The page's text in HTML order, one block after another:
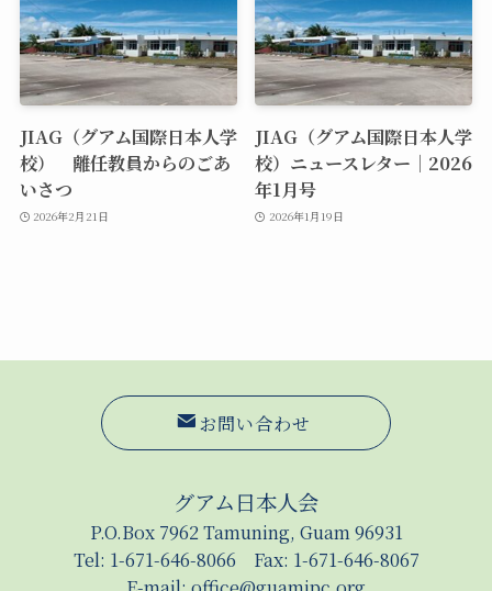
JIAG（グアム国際日本人学
校） 離任教員からのごあ
いさつ
2026年2月21日
JIAG（グアム国際日本人学
校）ニュースレター｜2026
年1月号
2026年1月19日
お問い合わせ
グアム日本人会
P.O.Box 7962 Tamuning, Guam 96931
Tel: 1-671-646-8066 Fax: 1-671-646-8067